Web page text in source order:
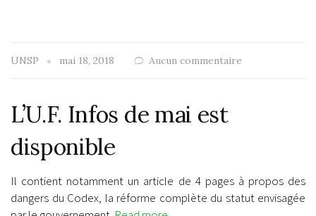
UNSP mai 18, 2018 Aucun commentaire
L’U.F. Infos de mai est
disponible
Il contient notamment un article de 4 pages à propos des
dangers du Codex, la réforme complète du statut envisagée